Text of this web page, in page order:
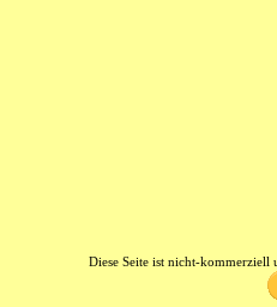
Diese Seite ist nicht-kommerziell